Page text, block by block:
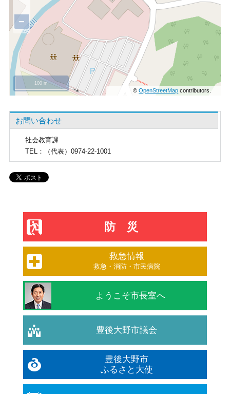
−
©OpenStreetMap contributors.
100 m
お問い合わせ
社会教育課
TEL：（代表）0974-22-1001
防災
救急情報
救急・消防・市民病院
ようこそ市長室へ
豊後大野市議会
豊後大野市
ふるさと大使